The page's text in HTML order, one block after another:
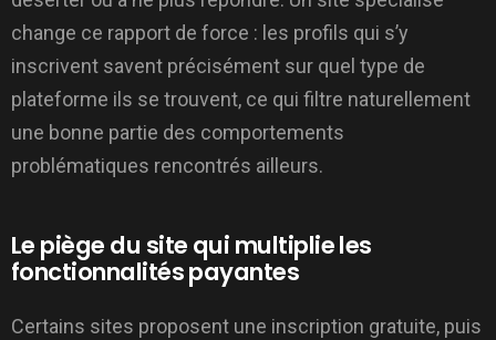
change ce rapport de force : les profils qui s’y
inscrivent savent précisément sur quel type de
plateforme ils se trouvent, ce qui filtre naturellement
une bonne partie des comportements
problématiques rencontrés ailleurs.
Le piège du site qui multiplie les
fonctionnalités payantes
Certains sites proposent une inscription gratuite, puis